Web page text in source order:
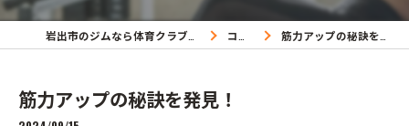
コラム 筋力アップの秘訣を発見！
筋力アップの秘訣を発見！